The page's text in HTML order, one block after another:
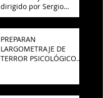
dirigido por Sergio
Arroyo, es seleccionado
Film Project México
PREPARAN
LARGOMETRAJE DE
TERROR PSICOLÓGICO